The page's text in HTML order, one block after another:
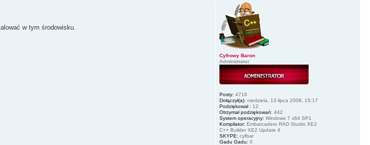
w tym środowisku.
Cyfrowy Baron
Administrator
Posty: 4716
Dołączył(a): niedziela, 13 lipca 2008, 15:17
Podziękował : 12
Otrzymał podziękowań: 442
System operacyjny: Windows 7 x64 SP1
Kompilator: Embarcadero RAD Studio XE2
C++ Builder XE2 Update 4
SKYPE: cyfbar
Gadu Gadu: 0